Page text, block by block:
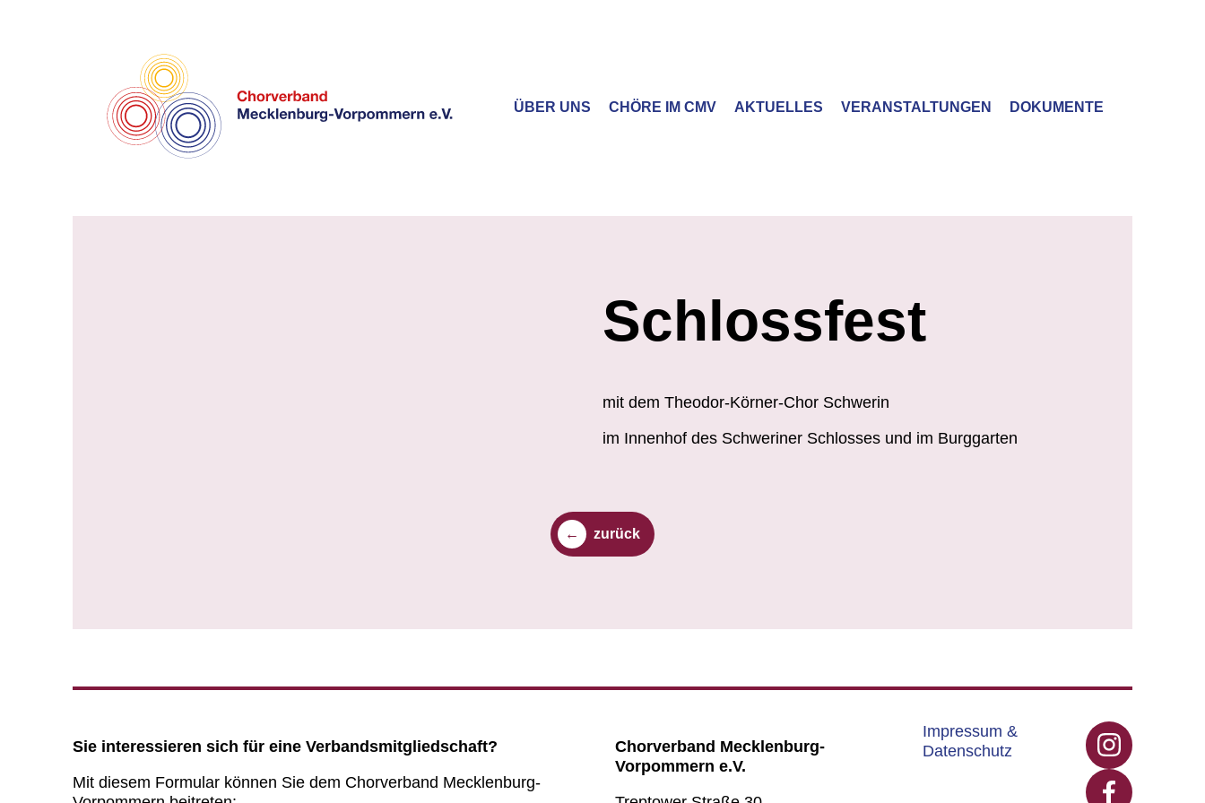
ÜBER UNS CHÖRE IM CMV AKTUELLES VERANSTALTUNGEN DOKUMENTE
Schlossfest
mit dem Theodor-Körner-Chor Schwerin
im Innenhof des Schweriner Schlosses und im Burggarten
zurück
Sie interessieren sich für eine Verbandsmitgliedschaft?
Mit diesem Formular können Sie dem Chorverband Mecklenburg-
Chorverband Mecklenburg-
Vorpommern e.V.
Impressum &
Datenschutz